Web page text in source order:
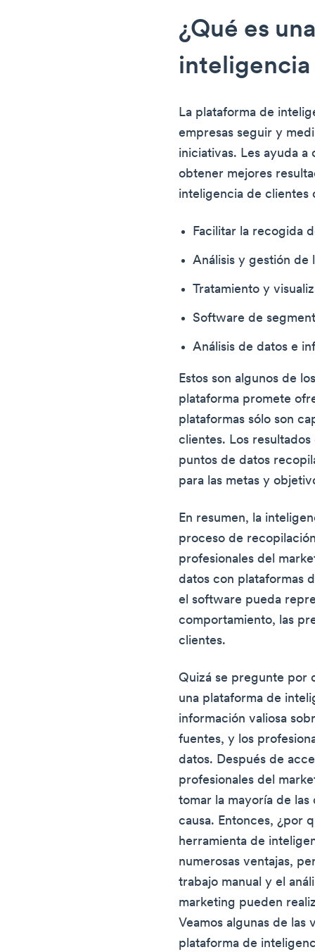
¿Qué es
La plataforma de
empresas seguir y
iniciativas. Les ayuda a
obtener mejores
inteligencia de clientes
Facilitar la recogida
Análisis y gestión de
Tratamiento y
Software de
Análisis de datos e
Estos son algunos de
plataforma promete
plataformas sólo son
clientes. Los
puntos de datos
para las metas y
En resumen, la
proceso de
profesionales del
datos con plataformas
el software pueda
comportamiento, las
clientes.
Quizá se pregunte por
una plataforma de
información valiosa
fuentes, y los
datos. Después de
profesionales del
tomar la mayoría de
causa. Entonces, ¿por
herramienta de
numerosas ventajas,
trabajo manual y el
marketing pueden
Veamos algunas de las
plataforma de